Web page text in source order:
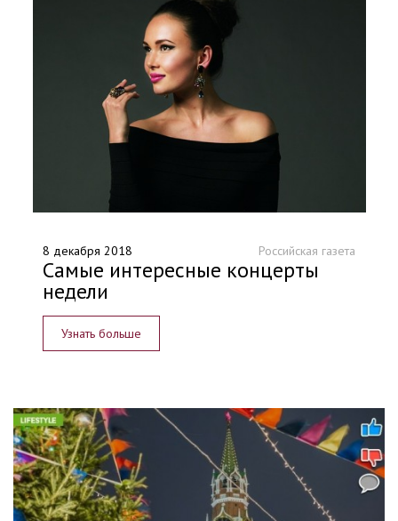
8 декабря 2018 Российская газета
Самые интересные концерты
недели
Узнать больше